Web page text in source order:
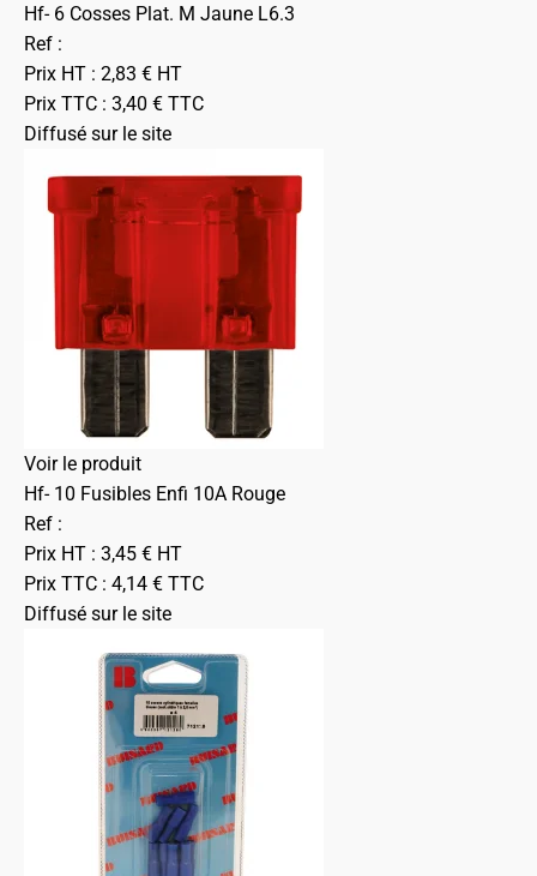
Hf- 6 Cosses Plat. M Jaune L6.3
Ref :
Prix HT : 2,83 € HT
Prix TTC : 3,40 € TTC
Diffusé sur le site
Voir le produit
Hf- 10 Fusibles Enfi 10A Rouge
Ref :
Prix HT : 3,45 € HT
Prix TTC : 4,14 € TTC
Diffusé sur le site